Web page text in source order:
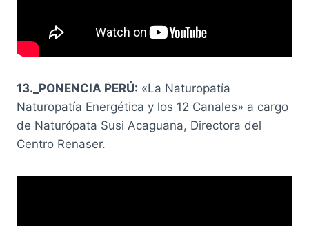
13._PONENCIA PERÚ: «La Naturopatía
Naturopatía Energética y los 12 Canales» a cargo
de Naturópata Susi Acaguana, Directora del
Centro Renaser.